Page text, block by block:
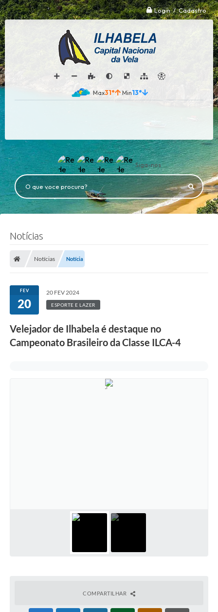
Login / Cadastro
31° 13°
Siga-nos
O que voce procura?
Notícias
Notícias Notícia
FEV
20
20 FEV 2024
ESPORTE E LAZER
Velejador de Ilhabela é destaque no
Campeonato Brasileiro da Classe ILCA-4
COMPARTILHAR